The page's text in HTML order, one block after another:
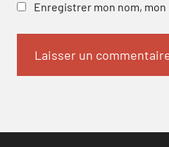
Enregistrer mon nom,